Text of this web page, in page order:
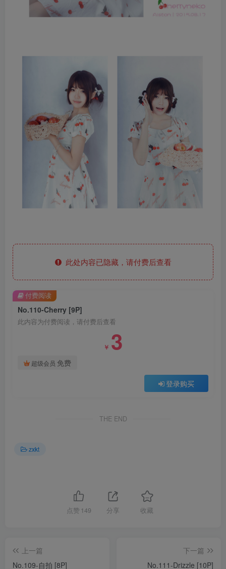
此处内容已隐藏，请付费后查看
No.110-Cherry [9P]
此内容为付费阅读，请付费后查看
￥ 3
超级会员 免费
登录购买
付费阅读
THE END
zxkt
点赞 149 分享 收藏
上一篇
No.109-自拍 [8P]
下一篇
No.111-Drizzle [10P]